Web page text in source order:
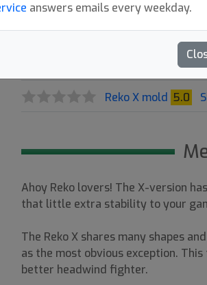
answers emails every weekday.
Reko X mold 5.0
Ahoy Reko lovers! The X-version
that little extra stability to your
The Reko X shares many shapes
as the most obvious exception.
better headwind fighter.